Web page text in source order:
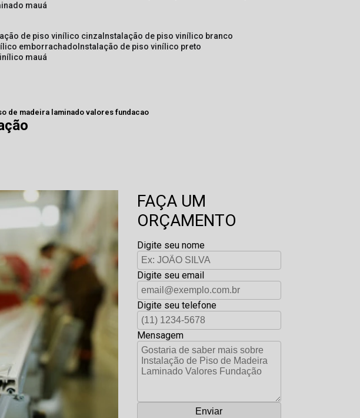
mauá
de piso vinílico cinza instalação de piso vinílico branco
emborrachado instalação de piso vinílico preto
mauá
de madeira laminado valores fundacao
FAÇA UM
ORÇAMENTO
Digite seu nome
Digite seu email
Digite seu telefone
Mensagem